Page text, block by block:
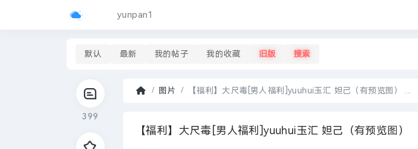
yunpan1
默认 最新 我的帖子 我的收藏 旧版 搜索
399
页
图片
›
【福利】大尺毒[男人福利]yuuhui玉汇 妲己（有预览图） ...
【福利】大尺毒[男人福利]yuuhui玉汇 妲己（有预览图）